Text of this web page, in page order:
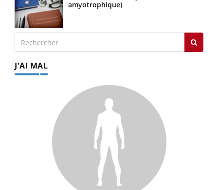
amyotrophique)
J'AI MAL